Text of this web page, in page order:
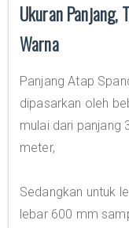
Ukuran Panjang,
Warna
Panjang Atap
dipasarkan oleh
mulai dari panjang
meter,
Sedangkan untuk
lebar 600 mm